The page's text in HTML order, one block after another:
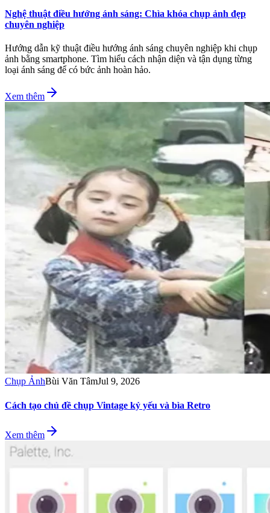
Nghệ thuật điều hướng ánh sáng: Chìa khóa chụp ảnh đẹp
chuyên nghiệp
Hướng dẫn kỹ thuật điều hướng ánh sáng chuyên nghiệp khi chụp
ảnh bằng smartphone. Tìm hiểu cách nhận diện và tận dụng từng
loại ánh sáng để có bức ảnh hoàn hảo.
Xem thêm
Chụp ẢnhBùi Văn TâmJul 9, 2026
Cách tạo chủ đề chụp Vintage kỷ yếu và bìa Retro
Xem thêm